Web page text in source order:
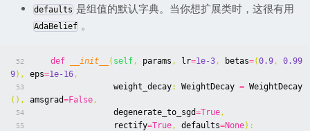
defaults 是组值的默认字典。当你想扩展类时，这很有用
AdaBelief 。
52 def __init__ ( self, params , lr=1e-3, betas=(0.9,
0.99
9), eps=1e-16,
53 weight_decay: WeightDecay = WeightDecay
(),
amsgrad=False,
54 degenerate_to_sgd=True,
55 rectify=True, defaults=None):